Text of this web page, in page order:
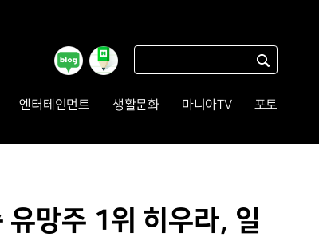
엔터테인먼트 생활문화 마니아TV 포토
망주 1위 히우라, 일